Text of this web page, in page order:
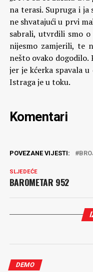
na terasi. Supruga i
ne shvatajući u prvi
sabrali, utvrdili smo o
nijesmo zamjerili, te
nešto ovako dogodilo.
jer je kćerka spavala
Istraga je u toku.
Komentari
POVEZANE VIJESTI:
SLJEDEĆE
BAROMETAR 952
DEMO